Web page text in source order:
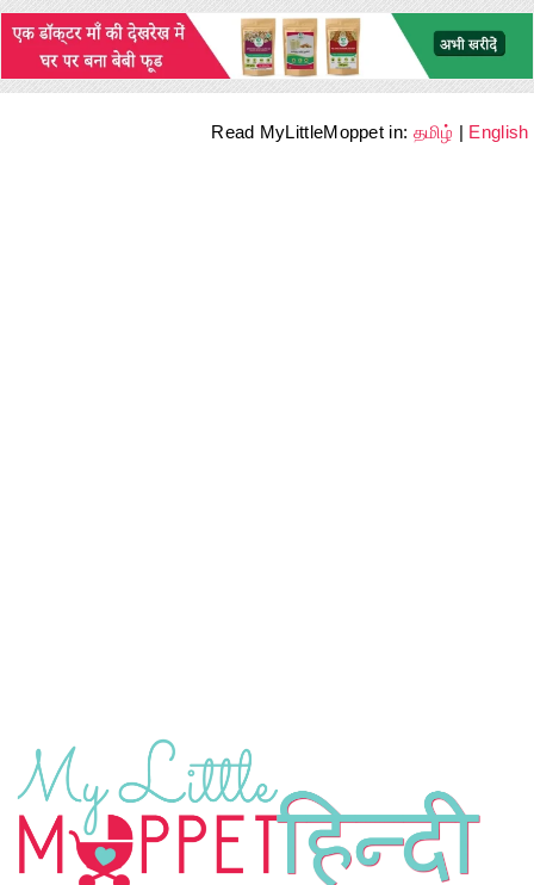
Read MyLittleMoppet in: தமிழ் | English